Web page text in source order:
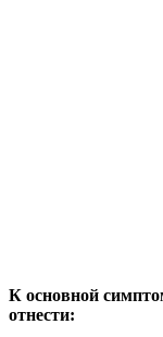
К основной
отнести: